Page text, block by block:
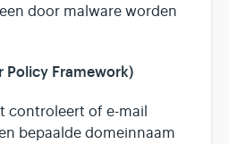
door malware worden
Policy Framework)
controleert of e-mail
bepaalde domeinnaam